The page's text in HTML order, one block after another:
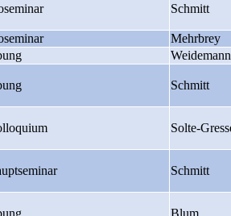
Schmitt
Mehrbrey
Weidemann
Schmitt
Solte-
Schmitt
Blum